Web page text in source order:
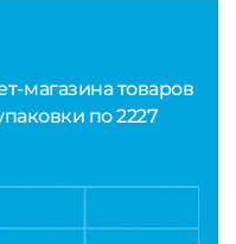
магазина товаров
по 2227